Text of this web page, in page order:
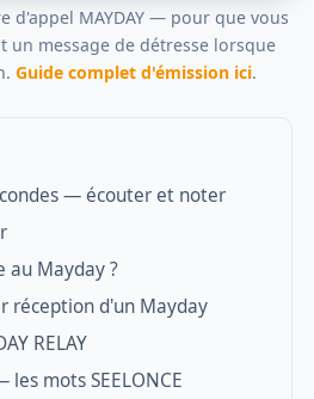
d'appel MAYDAY — pour que vous
un message de détresse lorsque
Guide complet d'émission ici.
— écouter et noter
au Mayday ?
réception d'un Mayday
RELAY
mots SEELONCE